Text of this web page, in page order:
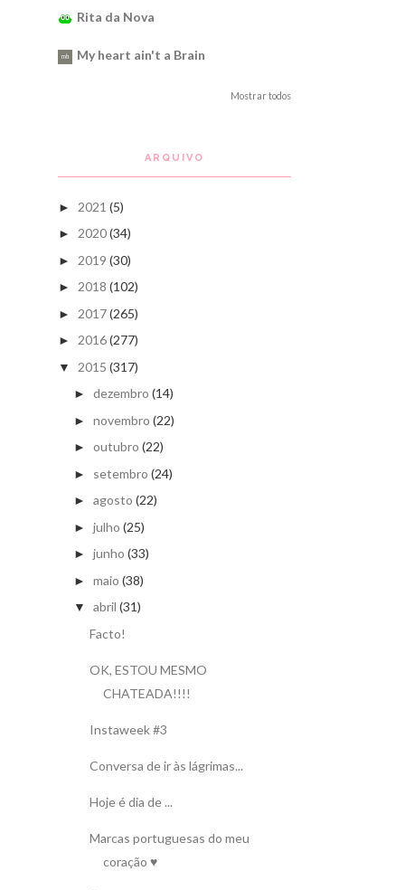
Rita da Nova
My heart ain't a Brain
Mostrar todos
ARQUIVO
► 2021 (5)
► 2020(34)
► 2019 (30)
► 2018 (102)
► 2017(265)
► 2016(277)
▼ 2015 (317)
► dezembro (14)
► novembro (22)
► outubro (22)
► setembro (24)
► agosto (22)
► julho (25)
► junho (33)
► maio (38)
▼ abril (31)
Facto!
OK, ESTOU MESMO
CHATEADA!!!!
Instaweek #3
Conversa de ir às lágrimas...
Hoje é dia de ...
Marcas portuguesas do meu
coração ♥